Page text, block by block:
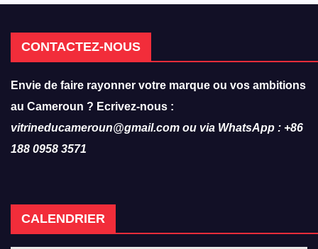
CONTACTEZ-NOUS
Envie de faire rayonner votre marque ou vos ambitions
au Cameroun ? Ecrivez-nous :
vitrineducameroun@gmail.com ou via WhatsApp : +86
188 0958 3571
CALENDRIER